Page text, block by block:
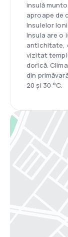
insulă
aproape de
Insulelor
Insula are o
antichitate,
vizitat
dorică.
din
20 și 30 °C.